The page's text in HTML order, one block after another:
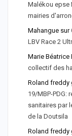
Malékou epse
mairies
Mahangue sur
LBV Race 2
Marie Béatrice
collectif des
Roland freddy
19/MBP-PDG:
sanitaires par
de la Doutsila
Roland freddy